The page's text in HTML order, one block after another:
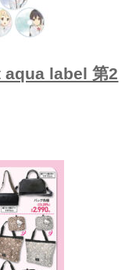
aqua label 第2